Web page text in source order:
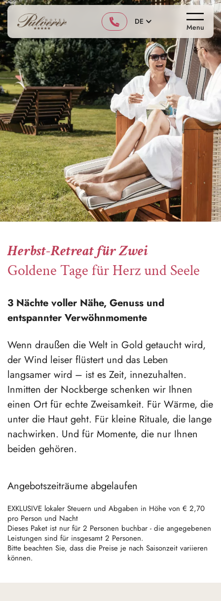
DE
Menu
Herbst-Retreat für Zwei
Goldene Tage für Herz und Seele
3 Nächte voller Nähe, Genuss und
entspannter Verwöhnmomente
Wenn draußen die Welt in Gold getaucht wird,
der Wind leiser flüstert und das Leben
langsamer wird – ist es Zeit, innezuhalten.
Inmitten der Nockberge schenken wir Ihnen
einen Ort für echte Zweisamkeit. Für Wärme, die
unter die Haut geht. Für kleine Rituale, die lange
nachwirken. Und für Momente, die nur Ihnen
beiden gehören.
Angebotszeiträume abgelaufen
EXKLUSIVE lokaler Steuern und Abgaben in Höhe von € 2,70
pro Person und Nacht
Dieses Paket ist nur für 2 Personen buchbar - die angegebenen
Leistungen sind für insgesamt 2 Personen.
Bitte beachten Sie, dass die Preise je nach Saisonzeit variieren
können.